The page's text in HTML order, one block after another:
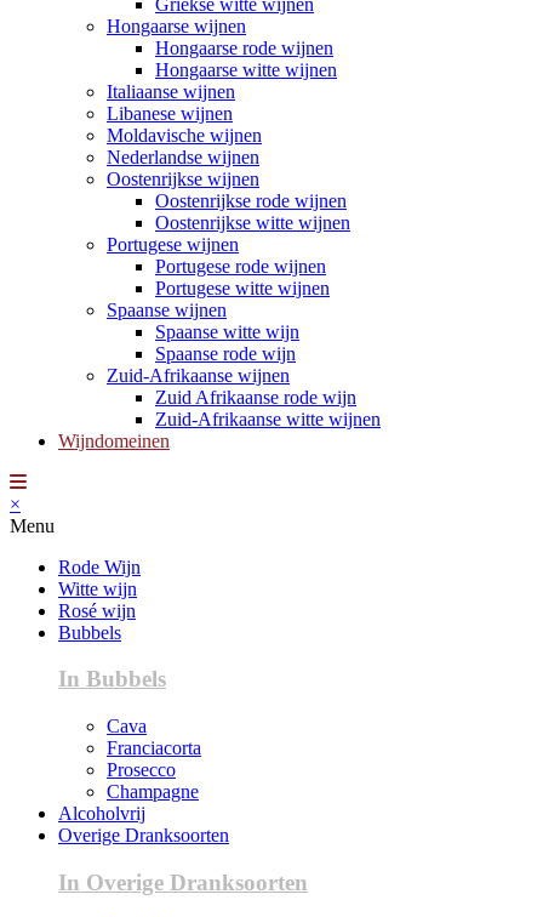
Hongaarse wijnen
Hongaarse rode wijnen
Hongaarse witte wijnen
Italiaanse wijnen
Libanese wijnen
Moldavische wijnen
Nederlandse wijnen
Oostenrijkse wijnen
Oostenrijkse rode wijnen
Oostenrijkse witte wijnen
Portugese wijnen
Portugese rode wijnen
Portugese witte wijnen
Spaanse wijnen
Spaanse witte wijn
Spaanse rode wijn
Zuid-Afrikaanse wijnen
Zuid Afrikaanse rode wijn
Zuid-Afrikaanse witte wijnen
Wijndomeinen
×
Menu
Rode Wijn
Witte wijn
Rosé wijn
Bubbels
In Bubbels
Cava
Franciacorta
Prosecco
Champagne
Alcoholvrij
Overige Dranksoorten
In Overige Dranksoorten